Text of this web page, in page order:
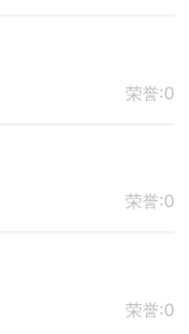
荣誉:0
荣誉:0
荣誉:0